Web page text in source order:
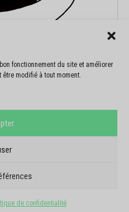
fonctionnement du site et améliorer
modifié à tout moment.
de confidentialité